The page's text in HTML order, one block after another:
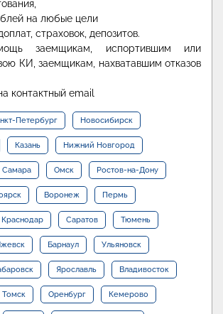
на любые цели
страховок, депозитов.
заемщикам, испортившим или
КИ, заемщикам, нахватавшим отказов
контактный email
Петербург Новосибирск
Казань Нижний Новгород
Самара Омск Ростов-на-Дону
Воронеж Пермь
Краснодар Саратов Тюмень
Барнаул Ульяновск
Ярославль Владивосток
Томск Оренбург Кемерово